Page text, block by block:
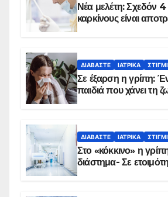
Νέα μελέτη: Σχεδόν 4
καρκίνους είναι
ΔΙΑΒΆΣΤΕ ΙΑΤΡΙΚΆ
Σε έξαρση η γρίπη:
παιδιά που χάνει τη
ΔΙΑΒΆΣΤΕ ΙΑΤΡΙΚΆ
Στο «κόκκινο» η
διάστημα- Σε